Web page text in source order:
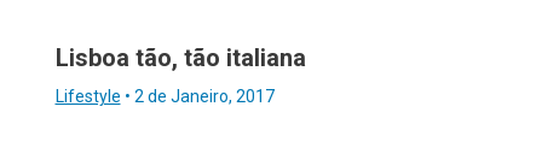
Lisboa tão, tão italiana
Lifestyle • 2 de Janeiro, 2017